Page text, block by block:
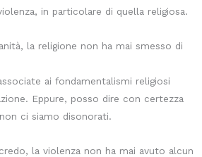
in particolare di quella religiosa.
la religione non ha mai smesso di
ai fondamentalismi religiosi
Eppure, posso dire con certezza
ci siamo disonorati.
la violenza non ha mai avuto alcun